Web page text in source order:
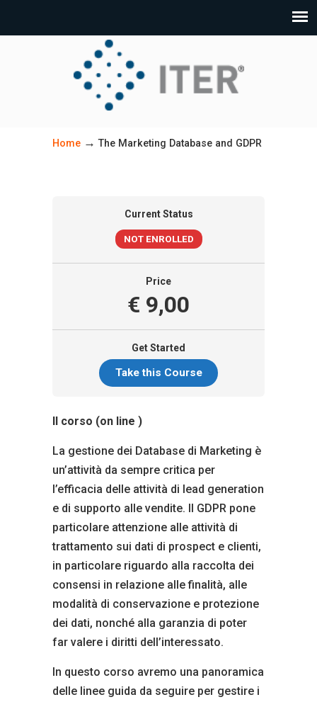
Home →The Marketing Database and GDPR
Current Status
NOT ENROLLED
Price
€ 9,00
Get Started
Take this Course
Il corso (on line )
La gestione dei Database di Marketing è
un’attività da sempre critica per
l’efficacia delle attività di lead generation
e di supporto alle vendite. Il GDPR pone
particolare attenzione alle attività di
trattamento sui dati di prospect e clienti,
in particolare riguardo alla raccolta dei
consensi in relazione alle finalità, alle
modalità di conservazione e protezione
dei dati, nonché alla garanzia di poter
far valere i diritti dell’interessato.
In questo corso avremo una panoramica
delle linee guida da seguire per gestire i